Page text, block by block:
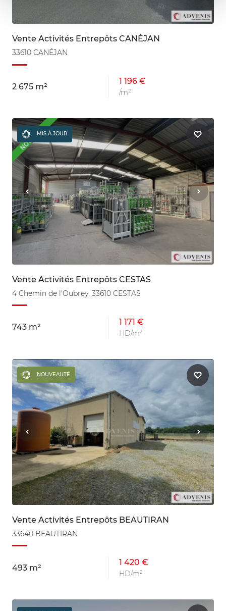
Vente Activités Entrepôts CANÉJAN
33610 CANÉJAN
2 675 m²
1 196 €
/m²
MIS À JOUR
Vente Activités Entrepôts CESTAS
4 Chemin de l'Oubrey, 33610 CESTAS
743 m²
1 171 €
HD/m²
NOUVEAUTÉ
Vente Activités Entrepôts BEAUTIRAN
33640 BEAUTIRAN
493 m²
1 420 €
HD/m²